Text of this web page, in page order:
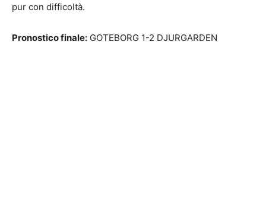
pur con difficoltà.
Pronostico finale: GOTEBORG 1-2 DJURGARDEN